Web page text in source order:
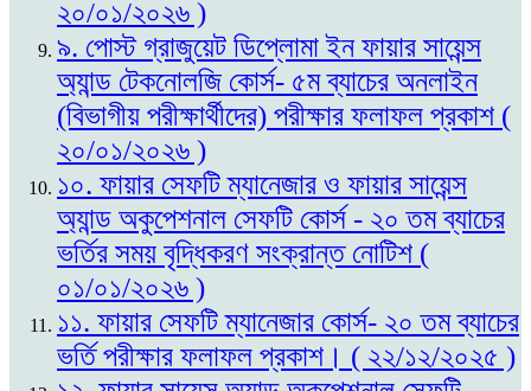
২০/০১/২০২৬ )
৯. পোস্ট গ্রাজুয়েট ডিপ্লোমা ইন ফায়ার সায়েন্স
অ্যান্ড টেকনোলজি কোর্স- ৫ম ব্যাচের অনলাইন
(বিভাগীয় পরীক্ষার্থীদের) পরীক্ষার ফলাফল প্রকাশ (
২০/০১/২০২৬ )
১০. ফায়ার সেফটি ম্যানেজার ও ফায়ার সায়েন্স
অ্যান্ড অকুপেশনাল সেফটি কোর্স - ২০ তম ব্যাচের
ভর্তির সময় বৃদ্ধিকরণ সংক্রান্ত নোটিশ (
০১/০১/২০২৬ )
১১. ফায়ার সেফটি ম্যানেজার কোর্স- ২০ তম ব্যাচের
ভর্তি পরীক্ষার ফলাফল প্রকাশ। ( ২২/১২/২০২৫ )